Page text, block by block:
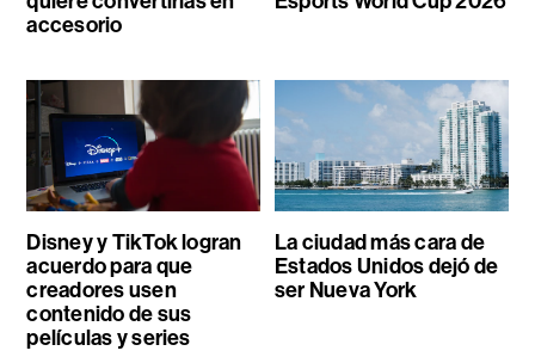
accesorio
Disney y TikTok logran
acuerdo para que
creadores usen
contenido de sus
películas y series
La ciudad más cara de
Estados Unidos dejó de
ser Nueva York